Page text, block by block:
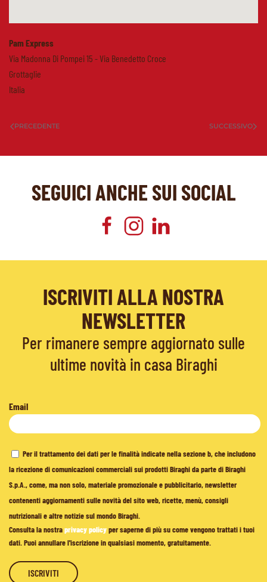
Pam Express
Via Madonna Di Pompei 15 - Via Benedetto Croce
Grottaglie
Italia
PRECEDENTE SUCCESSIVO
SEGUICI ANCHE SUI SOCIAL
ISCRIVITI ALLA NOSTRA
NEWSLETTER
Per rimanere sempre aggiornato sulle
ultime novità in casa Biraghi
Email
Per il trattamento dei dati per le finalità indicate nella sezione b, che includono
la ricezione di comunicazioni commerciali sui prodotti Biraghi da parte di Biraghi
S.p.A., come, ma non solo, materiale promozionale e pubblicitario, newsletter
contenenti aggiornamenti sulle novità del sito web, ricette, menù, consigli
nutrizionali e altre notizie sul mondo Biraghi.
Consulta la nostraprivacy policyper saperne di più su come vengono trattati i tuoi
dati. Puoi annullare l'iscrizione in qualsiasi momento, gratuitamente.